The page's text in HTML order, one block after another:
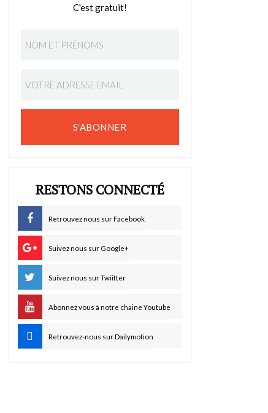
C'est gratuit!
S'ABONNER
RESTONS CONNECTÉ
Retrouvez nous sur Facebook
Suivez nous sur Google+
Suivez nous sur Twiitter
Abonnez vous à notre chaine Youtube
Retrouvez-nous sur Dailymotion